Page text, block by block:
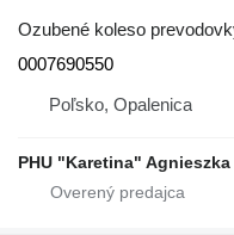
Ozubené koleso
0007690550
Poľsko, Opalenica
PHU "Karetina"